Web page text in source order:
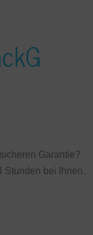
Garantie?
Stunden bei Ihnen.